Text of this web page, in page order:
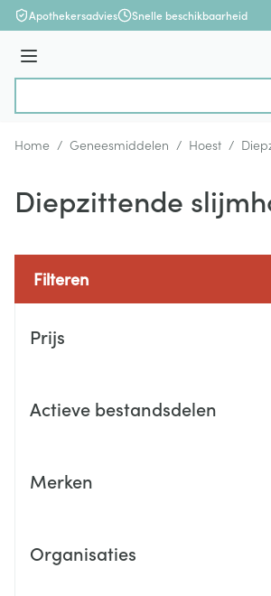
Ga naar de inhoud
Apothekersadvies Snelle beschikbaarheid
Menu
Home / Geneesmiddelen / Hoest /
Diepzittende
Filteren
Prijs
Actieve bestandsdelen
Merken
Organisaties